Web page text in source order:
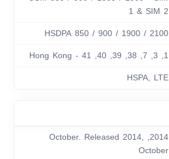
1 & SIM 2
HSDPA 850 / 900 / 1900 / 2100
1, 3, 7, 38, 39, 40, 41 - Hong Kong
HSPA, LTE
2014, October. Released 2014,
October